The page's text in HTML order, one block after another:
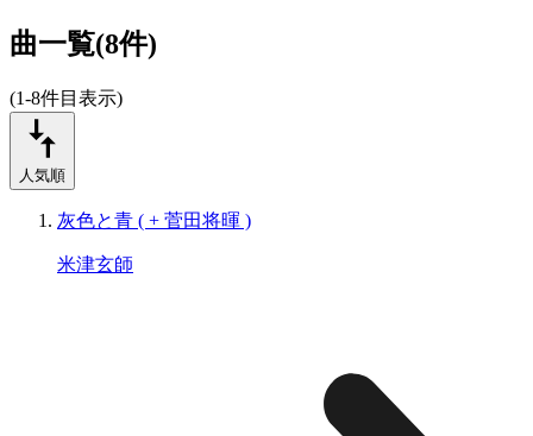
曲一覧(8件)
(1-8件目表示)
人気順
灰色と青 ( + 菅田将暉 )
米津玄師